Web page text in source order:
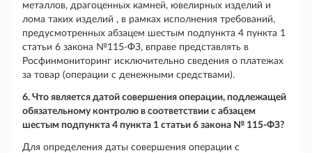
металлов, драгоценных камней, ювелирных изделий и
лома таких изделий , в рамках исполнения требований,
предусмотренных абзацем шестым подпункта 4 пункта 1
статьи 6 закона №115-ФЗ, вправе представлять в
Росфинмониторинг исключительно сведения о платежах
за товар (операции с денежными средствами).
6. Что является датой совершения операции, подлежащей
обязательному контролю в соответствии с абзацем
шестым подпункта 4 пункта 1 статьи 6 закона № 115-ФЗ?
Для определения даты совершения операции с